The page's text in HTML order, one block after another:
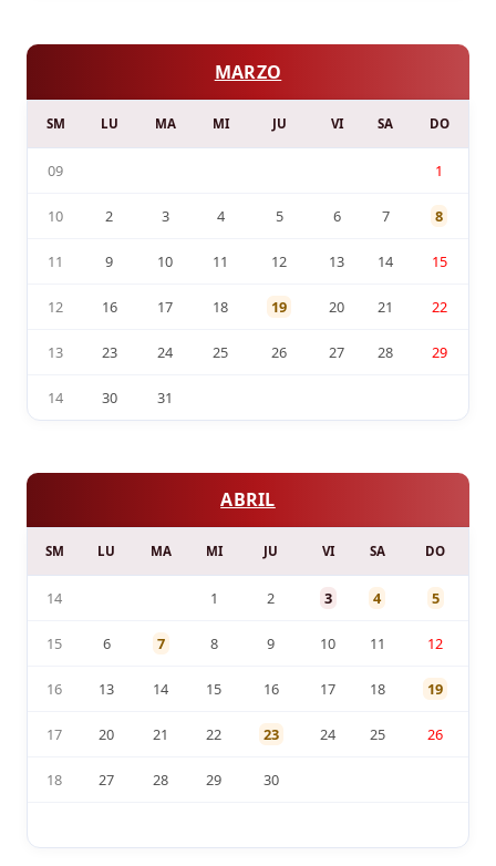
MARZO
SM LU MA MI JU VI SA DO
09 1
10 2 3 4 5 6 7 8
11 9 10 11 12 13 14 15
12 16 17 18 19 20 21 22
13 23 24 25 26 27 28 29
14 30 31
ABRIL
SM LU MA MI JU VI SA DO
14 1 2 3 4 5
15 6 7 8 9 10 11 12
16 13 14 15 16 17 18 19
17 20 21 22 23 24 25 26
18 27 28 29 30